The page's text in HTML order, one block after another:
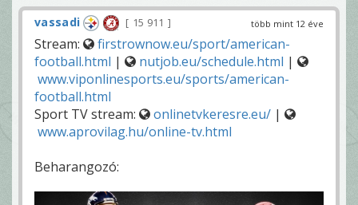
több mint 12 éve
vassadi 15 911
Stream:
firstrownow.eu/sport/american-
football.html | nutjob.eu/schedule.html |
www.viponlinesports.eu/sports/american-
football.html
Sport TV stream:
onlinetvkeresre.eu/ |
www.aprovilag.hu/online-tv.html
Beharangozó: